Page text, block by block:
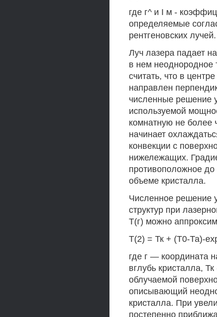
где г^ и I м -
определяемые
рентгеновских лучей.
Луч лазера падает
в нем неоднородное
считать, что в
направлен
численные решение
используемой
комнатную не более
начинает
конвекции с
нижележащих.
противоположное
объеме кристалла.
Численное решение
структур при
Т(г) можно
Т(2) = Тк + (Т0-Та)-
где г — координата
вглубь кристалла,
облучаемой
описывающий
кристалла. При
постепенно